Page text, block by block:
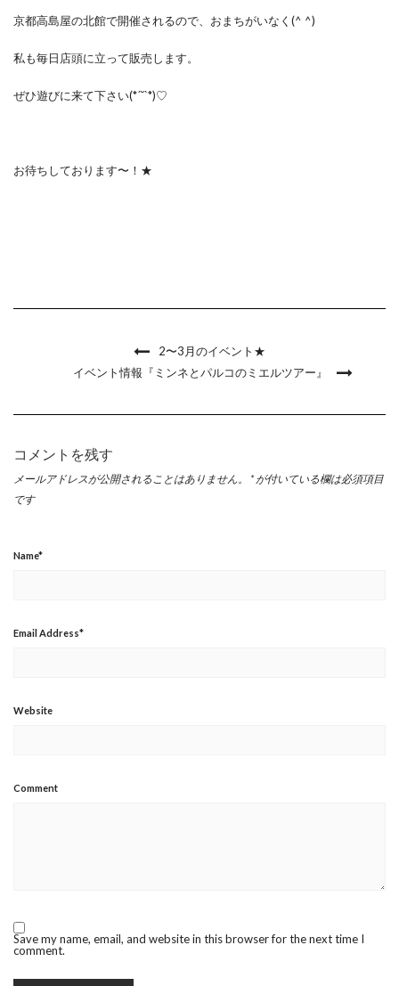
京都高島屋の北館で開催されるので、おまちがいなく(^ ^)
私も毎日店頭に立って販売します。
ぜひ遊びに来て下さい(*´˘`*)♡
お待ちしております〜！★
2〜3月のイベント★
イベント情報『ミンネとパルコのミエルツアー』
コメントを残す
メールアドレスが公開されることはありません。 * が付いている欄は必須項目
です
Name*
Email Address*
Website
Comment
Save my name, email, and website in this browser for the next time I
comment.